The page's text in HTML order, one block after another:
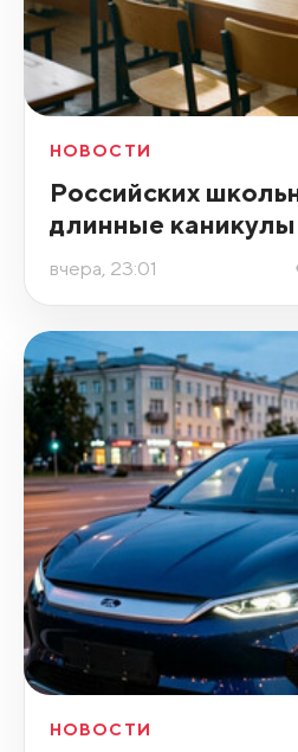
НОВОСТИ
Российских
длинные каникулы
вчера, 23:01
НОВОСТИ